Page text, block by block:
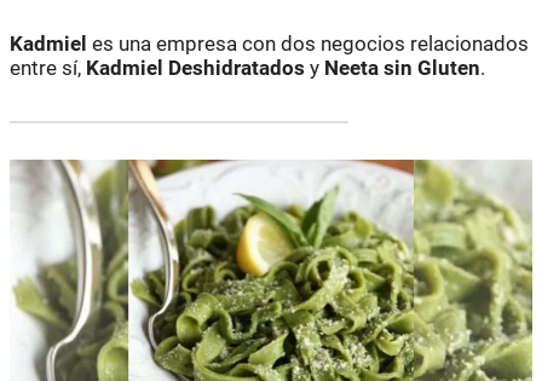
Kadmiel es una empresa con dos negocios relacionados
entre sí, Kadmiel Deshidratados y Neeta sin Gluten.